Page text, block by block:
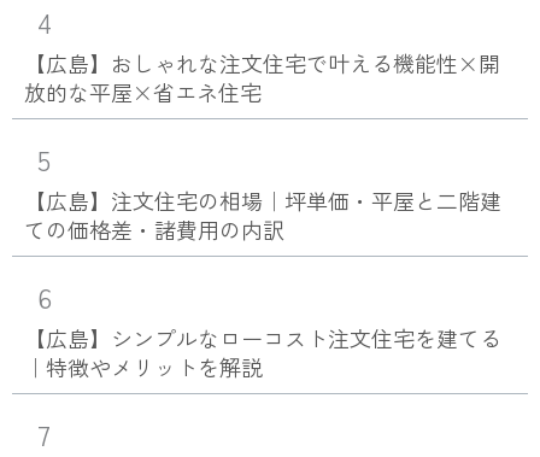
4
【広島】おしゃれな注文住宅で叶える機能性×開
放的な平屋×省エネ住宅
5
【広島】注文住宅の相場｜坪単価・平屋と二階建
ての価格差・諸費用の内訳
6
【広島】シンプルなローコスト注文住宅を建てる
｜特徴やメリットを解説
7